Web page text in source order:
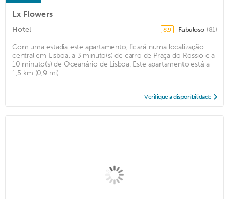
Lx Flowers
Hotel 8,9 Fabuloso (81)
Com uma estadia este apartamento, ficará numa localização
central em Lisboa, a 3 minuto(s) de carro de Praça do Rossio e a
10 minuto(s) de Oceanário de Lisboa. Este apartamento está a
1,5 km (0,9 mi) ...
Verifique a disponibilidade